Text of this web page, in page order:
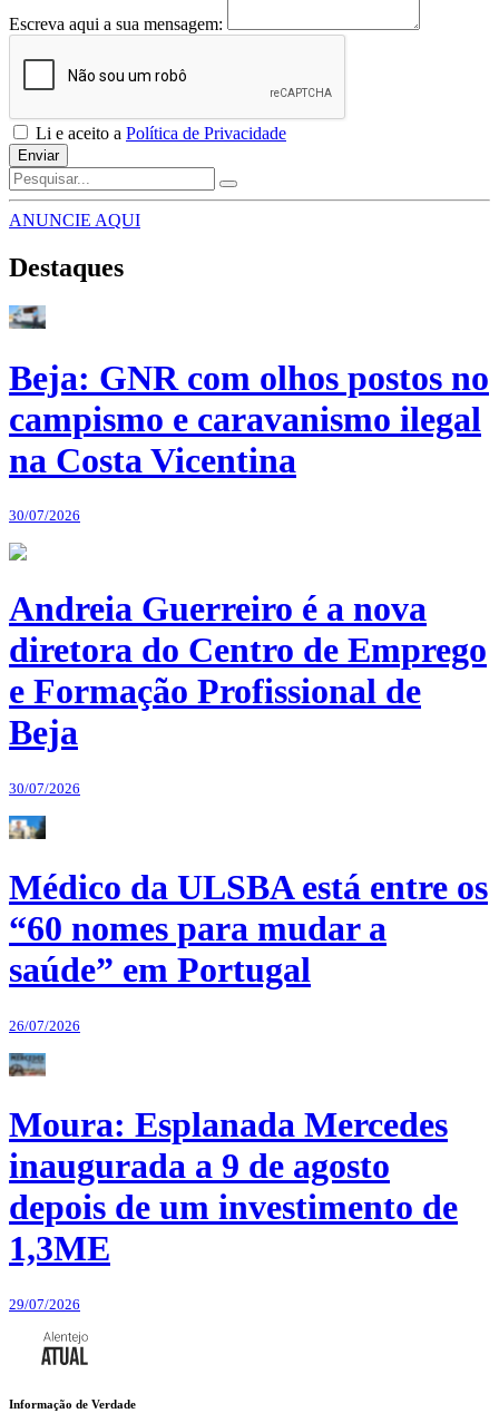
Escreva aqui a sua mensagem:
Li e aceito a Política de Privacidade
Enviar
ANUNCIE AQUI
Destaques
Beja: GNR com olhos postos no
campismo e caravanismo ilegal
na Costa Vicentina
30/07/2026
Andreia Guerreiro é a nova
diretora do Centro de Emprego
e Formação Profissional de
Beja
30/07/2026
Médico da ULSBA está entre os
“60 nomes para mudar a
saúde” em Portugal
26/07/2026
Moura: Esplanada Mercedes
inaugurada a 9 de agosto
depois de um investimento de
1,3ME
29/07/2026
Informação de Verdade